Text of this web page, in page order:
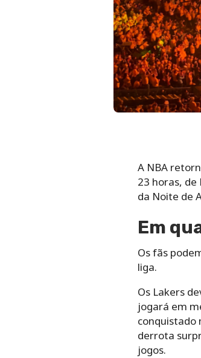
A NBA
23 horas, de
da Noite de
Em
Os fãs
liga.
Os Lakers
jogará em
conquistado
derrota
jogos.